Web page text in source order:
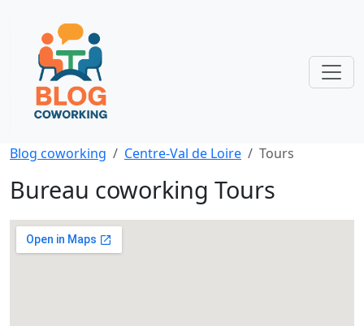
Blog coworking Centre-Val de Loire Tours
Bureau coworking Tours